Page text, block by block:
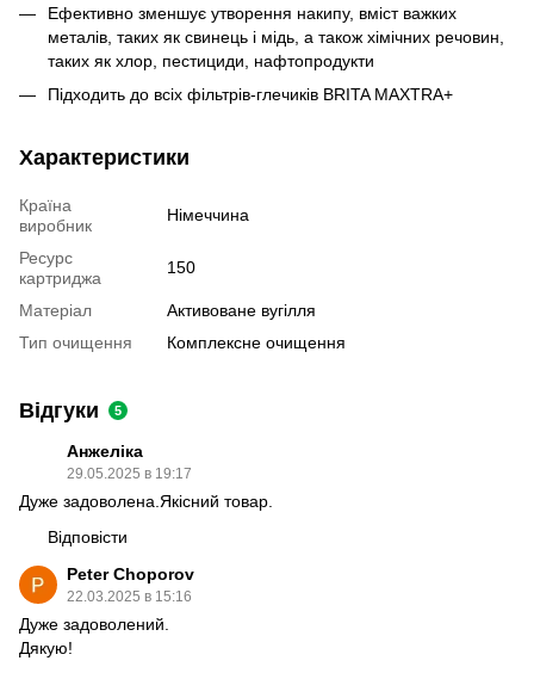
Ефективно зменшує утворення накипу, вміст важких
металів, таких як свинець і мідь, а також хімічних речовин,
таких як хлор, пестициди, нафтопродукти
Підходить до всіх фільтрів-глечиків BRITA MAXTRA+
Характеристики
Країна
виробник
Німеччина
Ресурс
картриджа
150
Матеріал
Активоване вугілля
Тип очищення
Комплексне очищення
Відгуки 5
Анжеліка
29.05.2025 в 19:17
Дуже задоволена.Якісний товар.
Відповісти
Peter Choporov
22.03.2025 в 15:16
Дуже задоволений.
Дякую!